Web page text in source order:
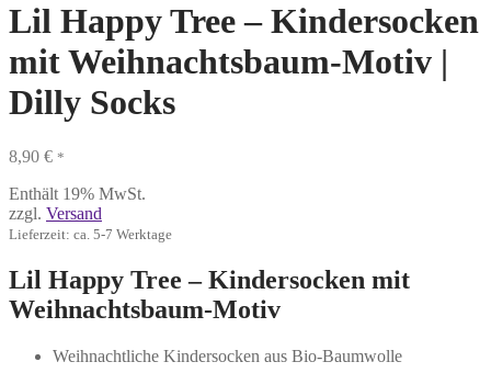
Lil Happy Tree – Kindersocken
mit Weihnachtsbaum-Motiv |
Dilly Socks
8,90 € *
Enthält 19% MwSt.
zzgl. Versand
Lieferzeit: ca. 5-7 Werktage
Lil Happy Tree – Kindersocken mit
Weihnachtsbaum-Motiv
Weihnachtliche Kindersocken aus Bio-Baumwolle